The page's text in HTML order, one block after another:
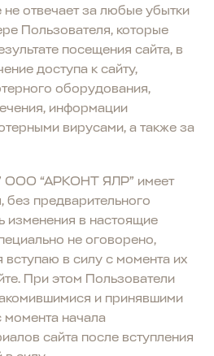
не отвечает за любые убытки
Пользователя, которые
посещения сайта, в
доступа к сайту,
оборудования,
информации
вирусами, а также за
ООО “АРКОНТ ЯЛР” имеет
предварительного
изменения в настоящие
не оговорено,
вступаю в силу с момента их
При этом Пользователи
и принявшими
момента начала
сайта после вступления